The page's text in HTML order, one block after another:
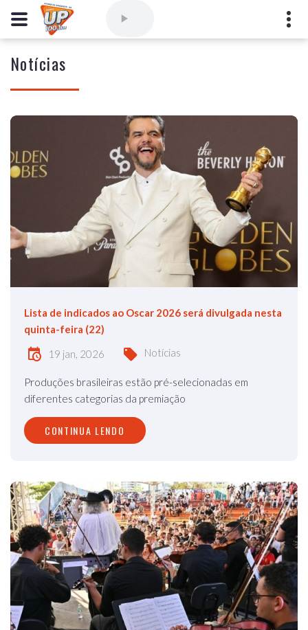
marioborim@radioupconquista.com.br
Notícias
Lista de indicados ao Oscar 2026 será divulgada nesta
quinta-feira (22)
19 jan, 2026 Notícias
Produções brasileiras estão pré-selecionadas em
diferentes categorias da premiação
CONTINUA LENDO